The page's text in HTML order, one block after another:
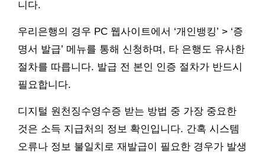
니다.
우리은행의 경우 PC 웹사이트에서 ‘개인뱅킹’ > ‘증
명서 발급’ 메뉴를 통해 신청하며, 타 은행도 유사한
절차를 따릅니다. 발급 전 본인 인증 절차가 반드시
필요합니다.
디지털 원천징수영수증 받는 방법 중 가장 중요한
것은 소득 지급처의 정보 확인입니다. 간혹 시스템
오류나 정보 불일치로 재발급이 필요한 경우가 발생